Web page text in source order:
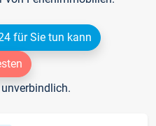
für Sie tun kann